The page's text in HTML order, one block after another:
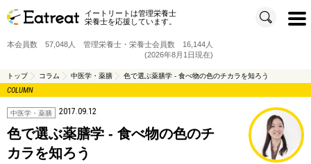
イートリートは管理栄養士
栄養士を応援しています。
t
o
i
a
o
n
本会員数 57,048人 管理栄養士・栄養士会員数 16,144人
(2026年8月1日現在)
トップ コラム 中医学・薬膳 色で選ぶ薬膳学 - 食べ物の色のチカラを知ろう
COLUMN
中医学・薬膳 2017.09.12
色で選ぶ薬膳学 - 食べ物の色のチ
カラを知ろう